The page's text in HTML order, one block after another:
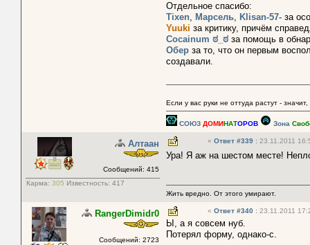
Отдельное спасибо:
Tixen, Марсель, Klisan-57- за
Yuuki за критику, причём
Cocainum ಠ_ಠ за помощь в
Обер за то, что он первым
создавали.
Если у вас руки не оттуда растут -
СОЮЗ ДОМИ НАТОРОВ Зона
Алтаан
Сообщений: 415
Карма: 305 Известность: 417
« Ответ #339 : 23.11.2011
Ура! Я аж на шестом месте!
Жить вредно. От этого умирают.
RangerDimidr0
Сообщений: 2723
« Ответ #340 : 23.11.2011
Ы, а я совсем нуб.
Потерял форму, однако-с.